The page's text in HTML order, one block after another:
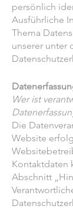
persönlich
Ausführliche
Thema
unserer unter
Wer ist
Die
Website
Kontaktdaten
Abschnitt